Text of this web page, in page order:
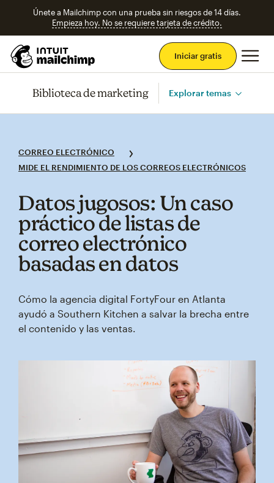
Únete a Mailchimp con una prueba sin riesgos de 14 días.
Empieza hoy. No se requiere tarjeta de crédito.
Iniciar gratis
Biblioteca de marketing Explorar temas
CORREO ELECTRÓNICO
MIDE EL RENDIMIENTO DE LOS CORREOS ELECTRÓNICOS
Datos jugosos: Un caso
práctico de listas de
correo electrónico
basadas en datos
Cómo la agencia digital FortyFour en Atlanta
ayudó a Southern Kitchen a salvar la brecha entre
el contenido y las ventas.